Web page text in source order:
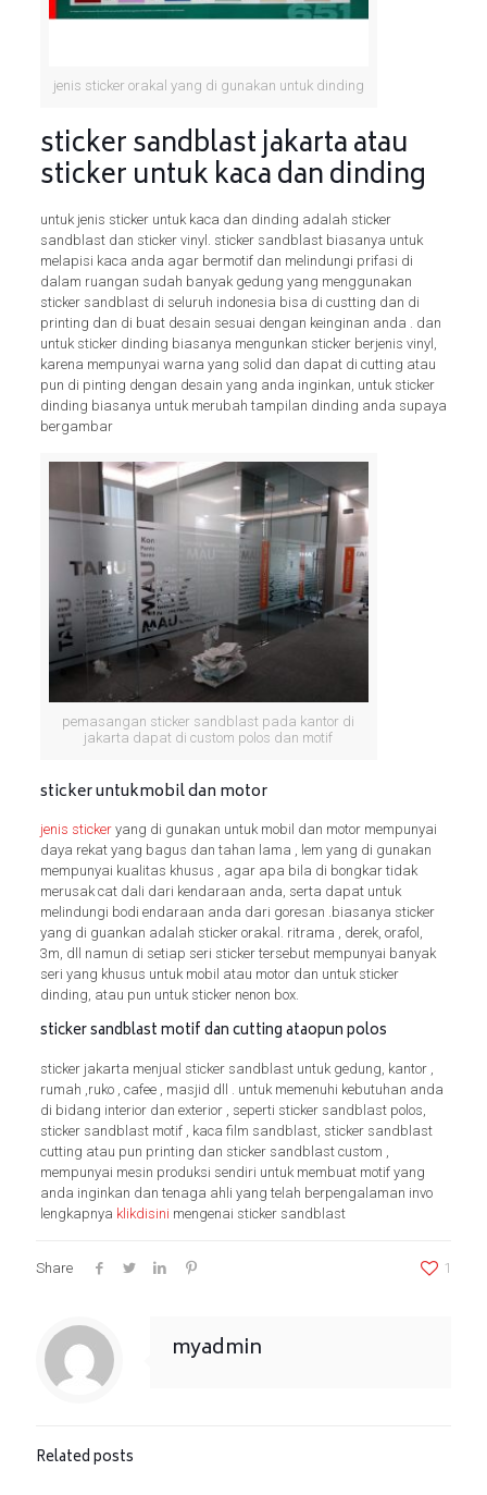
jenis sticker orakal yang di gunakan untuk dinding
sticker sandblast jakarta atau
sticker untuk kaca dan dinding
untuk jenis sticker untuk kaca dan dinding adalah sticker
sandblast dan sticker vinyl. sticker sandblast biasanya untuk
melapisi kaca anda agar bermotif dan melindungi prifasi di
dalam ruangan sudah banyak gedung yang menggunakan
sticker sandblast di seluruh indonesia bisa di custting dan di
printing dan di buat desain sesuai dengan keinginan anda . dan
untuk sticker dinding biasanya mengunkan sticker berjenis vinyl,
karena mempunyai warna yang solid dan dapat di cutting atau
pun di pinting dengan desain yang anda inginkan, untuk sticker
dinding biasanya untuk merubah tampilan dinding anda supaya
bergambar
pemasangan sticker sandblast pada kantor di
jakarta dapat di custom polos dan motif
sticker untukmobil dan motor
jenis stickeryang di gunakan untuk mobil dan motor mempunyai
daya rekat yang bagus dan tahan lama , lem yang di gunakan
mempunyai kualitas khusus , agar apa bila di bongkar tidak
merusak cat dali dari kendaraan anda, serta dapat untuk
melindungi bodi endaraan anda dari goresan .biasanya sticker
yang di guankan adalah sticker orakal. ritrama , derek, orafol,
3m, dll namun di setiap seri sticker tersebut mempunyai banyak
seri yang khusus untuk mobil atau motor dan untuk sticker
dinding, atau pun untuk sticker nenon box.
sticker sandblast motif dan cutting ataopun polos
sticker jakarta menjual sticker sandblast untuk gedung, kantor ,
rumah ,ruko , cafee , masjid dll . untuk memenuhi kebutuhan anda
di bidang interior dan exterior , seperti sticker sandblast polos,
sticker sandblast motif , kaca film sandblast, sticker sandblast
cutting atau pun printing dan sticker sandblast custom ,
mempunyai mesin produksi sendiri untuk membuat motif yang
anda inginkan dan tenaga ahli yang telah berpengalaman invo
lengkapnya klikdisini mengenai sticker sandblast
Share 1
myadmin
Related posts